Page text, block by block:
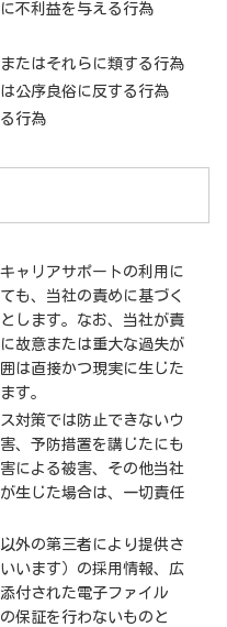
不利益を与える行為
たはそれらに類する行為
公序良俗に反する行為
行為
ャリアサポートの利用に
も、当社の責めに基づく
します。なお、当社が責
故意または重大な過失が
は直接かつ現実に生じた
す。
対策では防止できないウ
、予防措置を講じたにも
による被害、その他当社
生じた場合は、一切責任
外の第三者により提供さ
います）の採用情報、広
付された電子ファイル
保証を行わないものと